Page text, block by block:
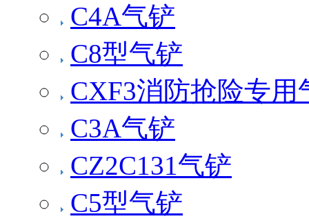
C4A气铲
C8型气铲
CXF3消防抢险专用
C3A气铲
CZ2C131气铲
C5型气铲